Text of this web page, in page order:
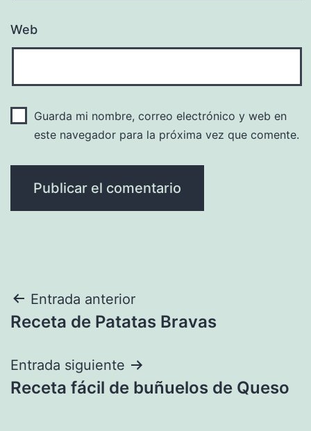
Web
Guarda mi nombre, correo electrónico y web en
este navegador para la próxima vez que comente.
Navegación
de
entradas
Entrada anterior
Receta de Patatas Bravas
Entrada siguiente
Receta fácil de buñuelos de Queso